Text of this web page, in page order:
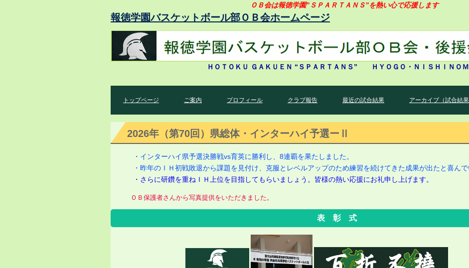
報徳学園バスケットボール部ＯＢ会ホームページ
ＯＢ会は報徳学園”ＳＰＡＲＴＡＮＳ”を熱い心で応援します
ＨＯＴＯＫＵ ＧＡＫＵＥＮ “ＳＰＡＲＴＡＮＳ” ＨＹＯＧＯ・ＮＩＳＨＩＮＯＭ
トップページ ご案内 プロフィール クラブ報告 最近の試合結果 アーカイブ（試合結果
2026年（第70回）県総体・インターハイ予選ーⅡ
・インターハイ県予選決勝戦vs育英に勝利し、8連覇を果たしました。
・昨年のＩＨ初戦敗退から課題を見付け、克服とレベルアップのため練習を続けてきた成果が出たと喜んで
・さらに研鑽を重ねＩＨ上位を目指してもらいましょう。皆様の熱い応援にお礼申し上げます。
ＯＢ保護者さんから写真提供をいただきました。
表 彰 式